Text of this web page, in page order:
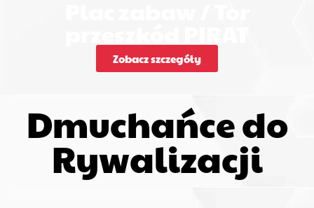
Plac zabaw / Tor
Zobacz szczegóły
Dmuchańce do
Rywalizacji